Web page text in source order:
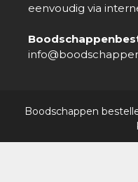
eenvoudig via
Boodschappen